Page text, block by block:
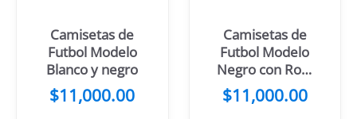
Camisetas de
Futbol Modelo
Blanco y negro
$11,000.00
Camisetas de
Futbol Modelo
Negro con Rojo
y blanco
$11,000.00